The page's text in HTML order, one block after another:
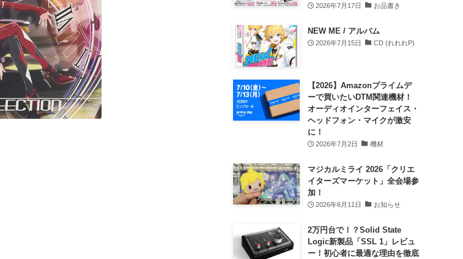
2026年7月17日 お品書き
NEW ME / アルバム
2026年7月15日 CD (れれれP)
【2026】Amazonプライムデ
ーで買いたいDTM関連機材！
オーディオインターフェイス・
ヘッドフォン・マイクが激安
に！
2026年7月2日 機材
マジカルミライ 2026「クリエ
イターズマーケット」全会場参
加！
2026年6月11日 お知らせ
2万円台で！？Solid State
Logic新製品「SSL 1」レビュ
ー！初心者に最適な理由を徹底